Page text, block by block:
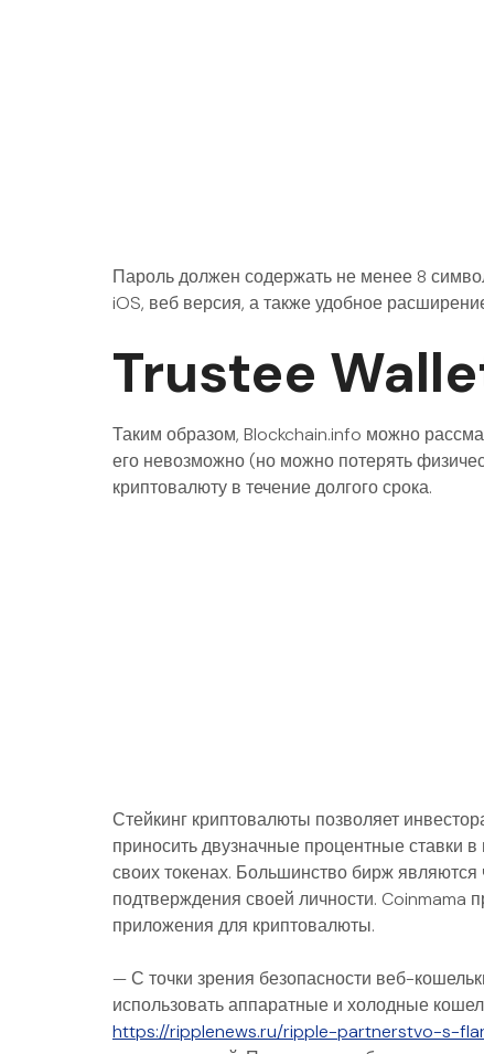
Пароль должен содержать не менее 8
iOS, веб версия, а также удобное
Trustee
Таким образом, Blockchain.info можно
его невозможно (но можно потерять
криптовалюту в течение долгого срока.
Стейкинг криптовалюты позволяет
приносить двузначные процентные ставки
своих токенах. Большинство бирж
подтверждения своей личности. Coinmama
приложения для криптовалюты.
— С точки зрения безопасности веб-
использовать аппаратные и холодные
https://ripplenews.ru/ripple-partnerstvo-s-